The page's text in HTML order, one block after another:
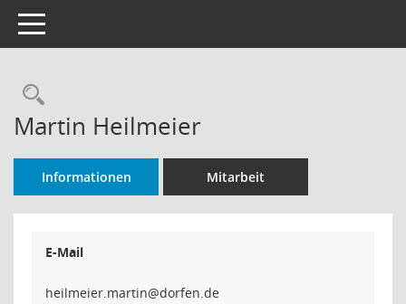
Toggle navigation
Rechercheauswahl
Martin Heilmeier
Informationen Mitarbeit
E-Mail
heilmeier.martin@dorfen.de